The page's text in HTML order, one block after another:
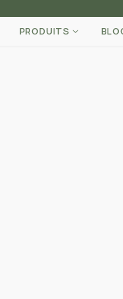
PRODUITS